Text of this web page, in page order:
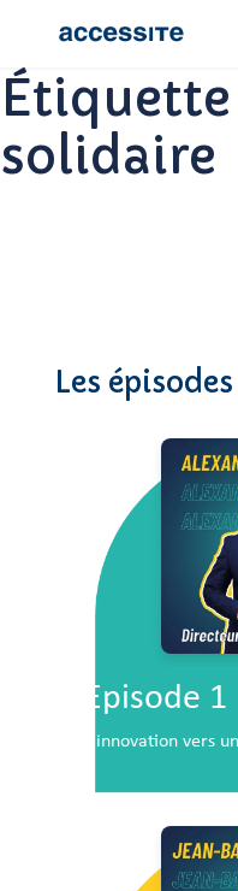
Étiquette
solidaire
Les
Episode 1
L’innovation vers